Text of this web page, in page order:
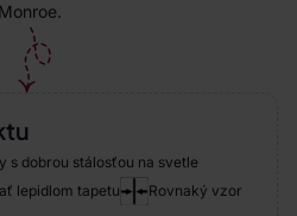
s dobrou stálosťou na svetle
lepidlom tapetu Rovnaký vzor